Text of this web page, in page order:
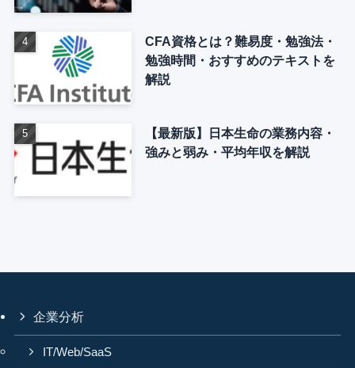
CFA資格とは？難易度・勉強法・
勉強時間・おすすめのテキストを
解説
【最新版】日本生命の業務内容・
強みと弱み・平均年収を解説
企業分析
IT/Web/SaaS